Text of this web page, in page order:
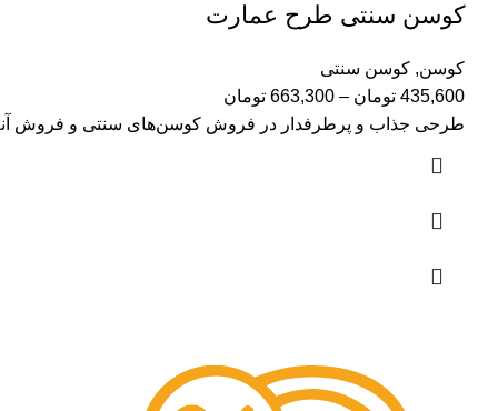
کوسن سنتی طرح عمارت
کوسن, کوسن سنتی
435,600 تومان –
663,300 تومان
طرحی جذاب و پرطرفدار در فروش کوسن‌های سنتی و فروش